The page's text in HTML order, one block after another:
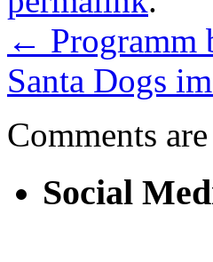
← Programm
Santa Dogs
Comments
Social